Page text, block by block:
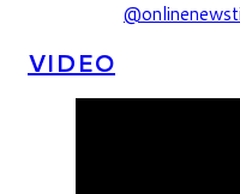
VIDEO